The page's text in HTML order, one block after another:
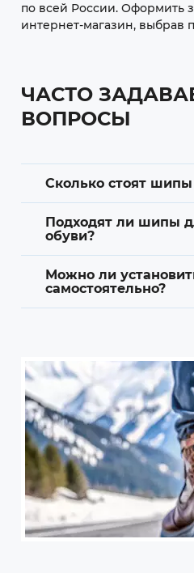
по всей России. Оформить
интернет-магазин, выбрав
ЧАСТО
ВОПРОСЫ
Сколько стоят
Подходят ли шипы
обуви?
Можно ли
самостоятельно?